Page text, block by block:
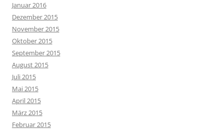
Januar 2016
Dezember 2015
November 2015
Oktober 2015
September 2015
August 2015
Juli 2015
Mai 2015
April 2015
März 2015
Februar 2015